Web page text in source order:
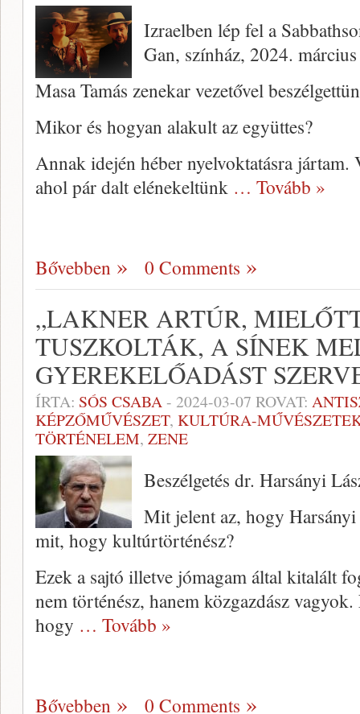
Izraelben lép fel a
Gan, színház, 2024.
Masa Tamás zenekar vezetővel
Mikor és hogyan alakult az együttes?
Annak idején héber nyelvoktatásra
ahol pár dalt elénekeltünk … Tovább »
Bővebben 0 Comments
„LAKNER ARTÚR,
TUSZKOLTÁK, A SÍNEK
GYEREKELŐADÁST
ÍRTA: SÓS CSABA- 2024-03-07 ROVAT:
KÉPZŐMŰVÉSZET, KULTÚRA-
TÖRTÉNELEM, ZENE
Beszélgetés dr. Harsányi
Mit jelent az, hogy
mit, hogy kultúrtörténész?
Ezek a sajtó illetve jómagam által kitalált
nem történész, hanem közgazdász
hogy … Tovább »
Bővebben 0 Comments